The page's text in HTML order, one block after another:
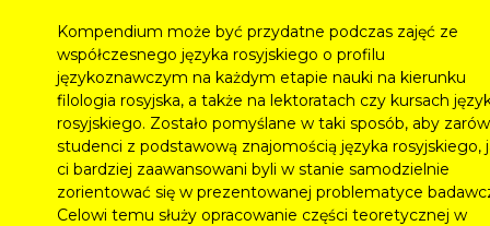
Kompendium może być przydatne podczas zajęć ze
współczesnego języka rosyjskiego o profilu
językoznawczym na każdym etapie nauki na kierunku
filologia rosyjska, a także na lektoratach czy kursach
rosyjskiego. Zostało pomyślane w taki sposób, aby
studenci z podstawową znajomością języka rosyjskiego,
ci bardziej zaawansowani byli w stanie samodzielnie
zorientować się w prezentowanej problematyce
Celowi temu służy opracowanie części teoretycznej w